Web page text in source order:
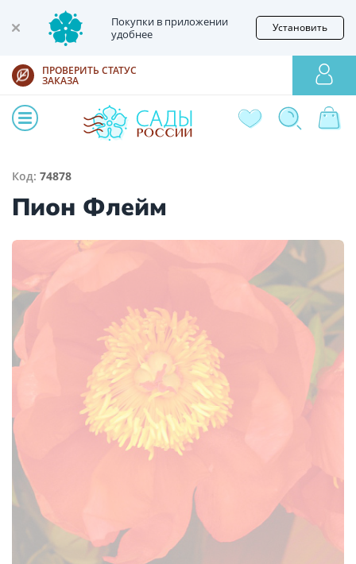
Покупки в приложении
удобнее
Установить
ПРОВЕРИТЬ СТАТУС
ЗАКАЗА
Код: 74878
Пион Флейм